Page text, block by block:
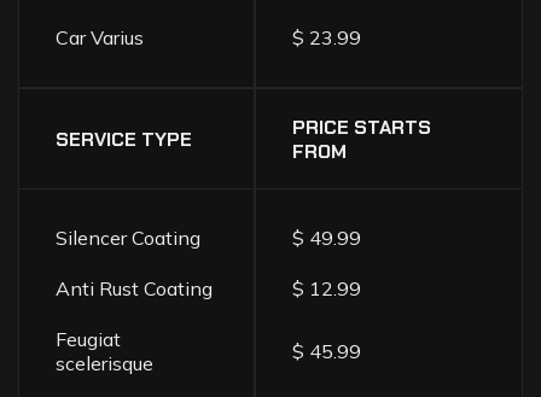
Car Varius $ 23.99
SERVICE TYPE
PRICE STARTS
FROM
Silencer Coating $ 49.99
Anti Rust Coating $ 12.99
Feugiat
scelerisque
$ 45.99